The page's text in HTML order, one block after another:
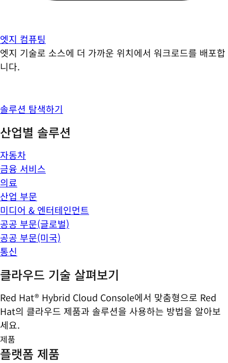
엣지 컴퓨팅
엣지 기술로 소스에 더 가까운 위치에서 워크로드를 배포합
니다.
솔루션 탐색하기
산업별 솔루션
자동차
금융 서비스
의료
산업 부문
미디어 & 엔터테인먼트
공공 부문(글로벌)
공공 부문(미국)
통신
클라우드 기술 살펴보기
Red Hat® Hybrid Cloud Console에서 맞춤형으로 Red
Hat의 클라우드 제품과 솔루션을 사용하는 방법을 알아보
세요.
제품
플랫폼 제품